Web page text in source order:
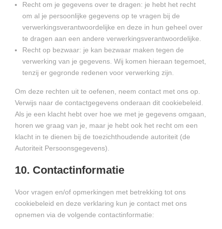
Recht om je gegevens over te dragen: je hebt het recht
om al je persoonlijke gegevens op te vragen bij de
verwerkingsverantwoordelijke en deze in hun geheel over
te dragen aan een andere verwerkingsverantwoordelijke.
Recht op bezwaar: je kan bezwaar maken tegen de
verwerking van je gegevens. Wij komen hieraan tegemoet,
tenzij er gegronde redenen voor verwerking zijn.
Om deze rechten uit te oefenen, neem contact met ons op.
Verwijs naar de contactgegevens onderaan dit cookiebeleid.
Als je een klacht hebt over hoe we met je gegevens omgaan,
horen we graag van je, maar je hebt ook het recht om een
klacht in te dienen bij de toezichthoudende autoriteit (de
Autoriteit Persoonsgegevens).
10. Contactinformatie
Voor vragen en/of opmerkingen met betrekking tot ons
cookiebeleid en deze verklaring kun je contact met ons
opnemen via de volgende contactinformatie: